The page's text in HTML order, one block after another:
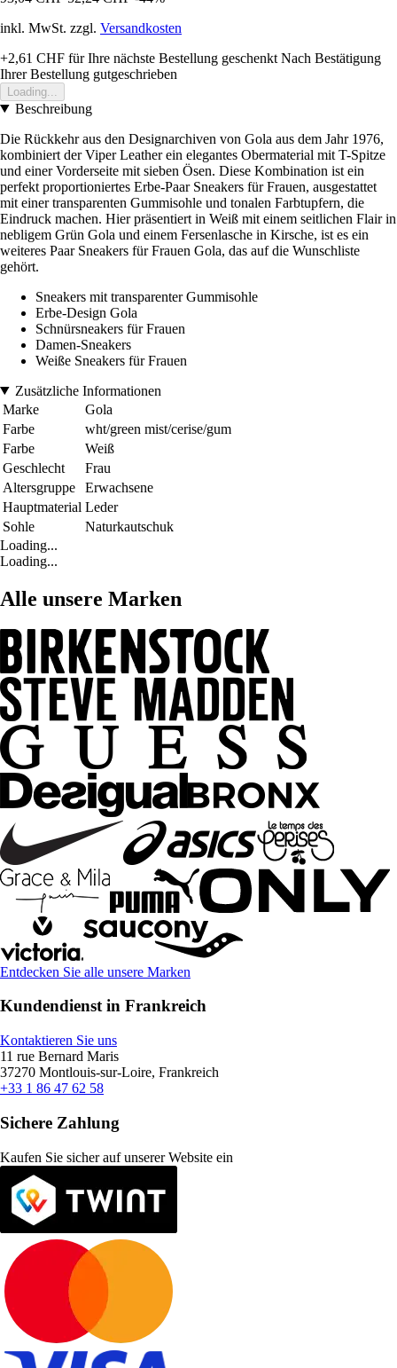
inkl. MwSt. zzgl. Versandkosten
+2,61 CHF für Ihre nächste Bestellung geschenkt Nach Bestätigung
Ihrer Bestellung gutgeschrieben
Loading...
Beschreibung
Die Rückkehr aus den Designarchiven von Gola aus dem Jahr 1976,
kombiniert der Viper Leather ein elegantes Obermaterial mit T-Spitze
und einer Vorderseite mit sieben Ösen. Diese Kombination ist ein
perfekt proportioniertes Erbe-Paar Sneakers für Frauen, ausgestattet
mit einer transparenten Gummisohle und tonalen Farbtupfern, die
Eindruck machen. Hier präsentiert in Weiß mit einem seitlichen Flair in
nebligem Grün Gola und einem Fersenlasche in Kirsche, ist es ein
weiteres Paar Sneakers für Frauen Gola, das auf die Wunschliste
gehört.
Sneakers mit transparenter Gummisohle
Erbe-Design Gola
Schnürsneakers für Frauen
Damen-Sneakers
Weiße Sneakers für Frauen
Zusätzliche Informationen
Marke
Gola
Farbe
wht/green mist/cerise/gum
Farbe
Weiß
Geschlecht
Frau
Altersgruppe
Erwachsene
Hauptmaterial Leder
Sohle
Naturkautschuk
Loading...
Loading...
Alle unsere Marken
Entdecken Sie alle unsere Marken
Kundendienst in Frankreich
Kontaktieren Sie uns
11 rue Bernard Maris
37270 Montlouis-sur-Loire, Frankreich
+33 1 86 47 62 58
Sichere Zahlung
Kaufen Sie sicher auf unserer Website ein